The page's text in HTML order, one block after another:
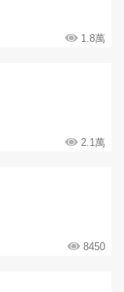
1.8萬
2.1萬
8450